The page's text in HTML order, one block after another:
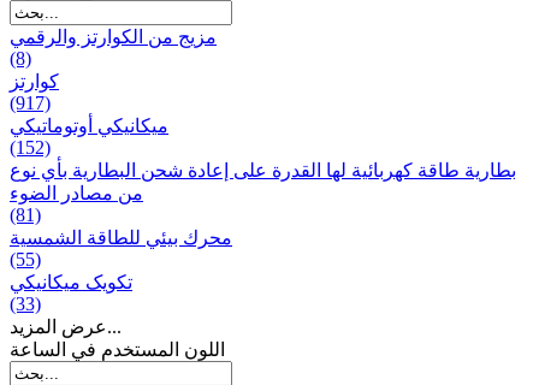
مزيج من الكوارتز والرقمي
(8)
كوارتز
(917)
ميكانيكي أوتوماتيكي
(152)
بطارية طاقة كهربائية لها القدرة على إعادة شحن البطارية بأي نوع
من مصادر الضوء
(81)
محرك بيئي للطاقة الشمسية
(55)
تکویک ميكانيكي
(33)
عرض المزيد...
اللون المستخدم في الساعة